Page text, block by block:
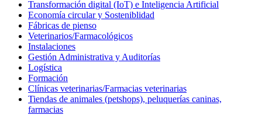
Transformación digital (IoT) e Inteligencia Artificial
Economía circular y Sosteniblidad
Fábricas de pienso
Veterinarios/Farmacológicos
Instalaciones
Gestión Administrativa y Auditorías
Logística
Formación
Clínicas veterinarias/Farmacias veterinarias
Tiendas de animales (petshops), peluquerías caninas,
farmacias